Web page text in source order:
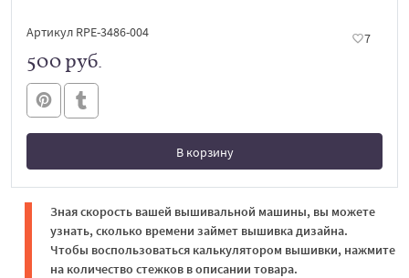
Артикул RPE-3486-004 7
500 руб.
В корзину
В корзине
Зная скорость вашей вышивальной машины, вы можете
узнать, сколько времени займет вышивка дизайна.
Чтобы воспользоваться калькулятором вышивки, нажмите
на количество стежков в описании товара.